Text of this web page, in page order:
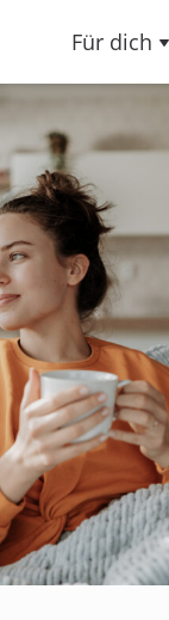
Für dich